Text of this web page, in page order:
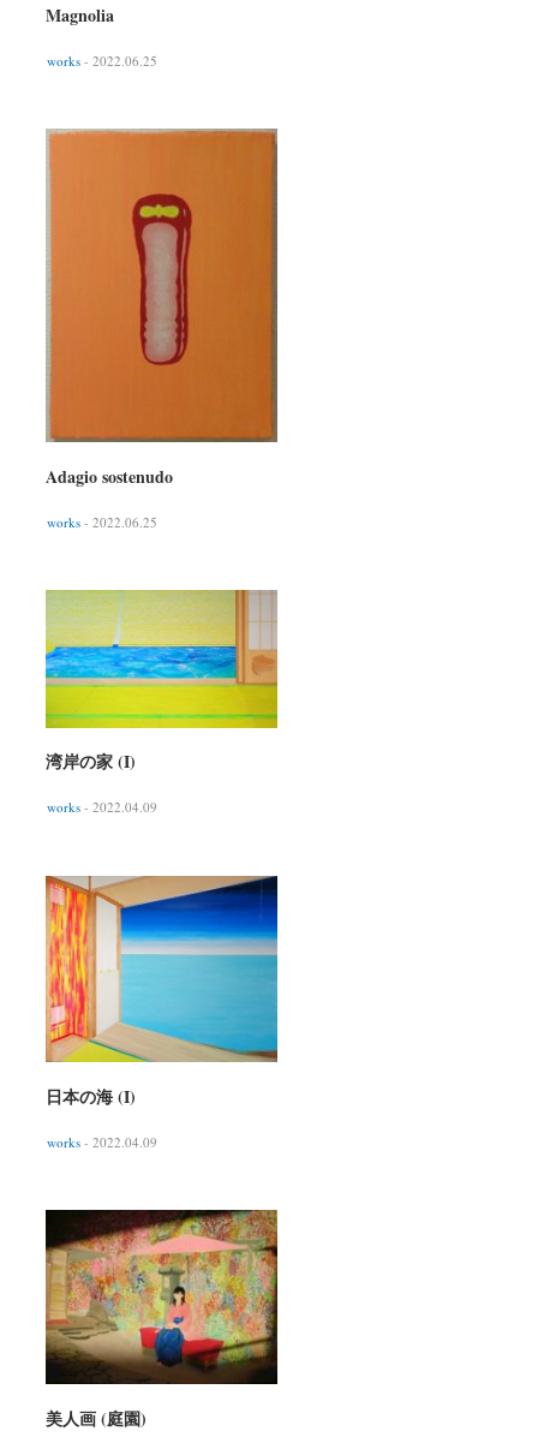
Magnolia
works - 2022.06.25
Adagio sostenudo
works - 2022.06.25
湾岸の家 (I)
works - 2022.04.09
日本の海 (I)
works - 2022.04.09
美人画 (庭園)